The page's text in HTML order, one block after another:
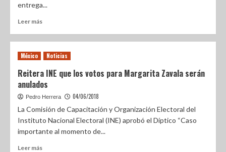
entrega...
Leer más
México Noticias
Reitera INE que los votos para Margarita Zavala serán
anulados
Pedro Herrera 04/06/2018
La Comisión de Capacitación y Organización Electoral del
Instituto Nacional Electoral (INE) aprobó el Díptico “Caso
importante al momento de...
Leer más